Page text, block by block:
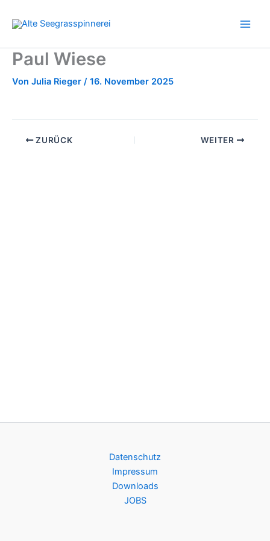
Inhalt
Paul Wiese
Von Julia Rieger / 16. November 2025
ZURÜCK WEITER
Datenschutz
Impressum
Downloads
JOBS